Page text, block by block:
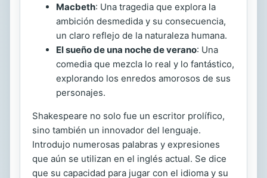
Macbeth: Una tragedia que explora la
ambición desmedida y su consecuencia,
un claro reflejo de la naturaleza humana.
El sueño de una noche de verano: Una
comedia que mezcla lo real y lo fantástico,
explorando los enredos amorosos de sus
personajes.
Shakespeare no solo fue un escritor prolífico,
sino también un innovador del lenguaje.
Introdujo numerosas palabras y expresiones
que aún se utilizan en el inglés actual. Se dice
que su capacidad para jugar con el idioma y su